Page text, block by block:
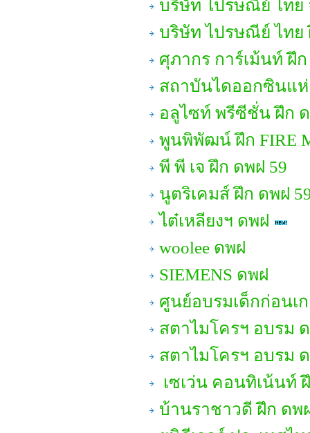
บริษัท ไปรษณีย์ ไทย
บริษัท ไปรษณีย์ ไทย
ศุภากร การ์เม้นท์ ฝึ
สถาบันไดออกซินแห่
อลูไซท์ พรีซีชั่น ฝึก
พูนพิพัฒน์ ฝึก FIRE
พี พี เจ ฝึก ดพฝ 59
นูตริเคมส์ ฝึก ดพฝ
ไต๋เหลียงฯ ดพฝ
woolee ดพฝ
SIEMENS ดพฝ
ศูนย์อบรมเด็กก่อนเ
สตาไมโครฯ อบรม
สตาไมโครฯ อบรม
เซเว่น คอนทิเน้นท์
บ้านราชาวดี ฝึก ดพ